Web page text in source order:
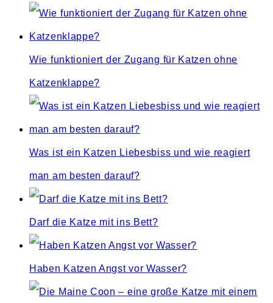
Wie funktioniert der Zugang für Katzen ohne
Katzenklappe?
Was ist ein Katzen Liebesbiss und wie reagiert
man am besten darauf?
Darf die Katze mit ins Bett?
Haben Katzen Angst vor Wasser?